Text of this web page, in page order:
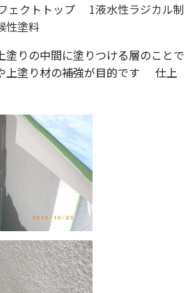
ェクトトップ 1液水性ラジカル制
性塗料
塗りの中間に塗りつける層のことで
上塗り材の補強が目的です
仕上